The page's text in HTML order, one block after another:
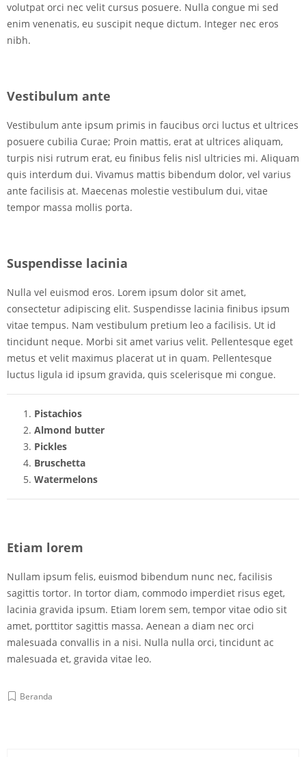
volutpat orci nec velit cursus posuere. Nulla congue mi sed
enim venenatis, eu suscipit neque dictum. Integer nec eros
nibh.
Vestibulum ante
Vestibulum ante ipsum primis in faucibus orci luctus et ultrices
posuere cubilia Curae; Proin mattis, erat at ultrices aliquam,
turpis nisi rutrum erat, eu finibus felis nisl ultricies mi. Aliquam
quis interdum dui. Vivamus mattis bibendum dolor, vel varius
ante facilisis at. Maecenas molestie vestibulum dui, vitae
tempor massa mollis porta.
Suspendisse lacinia
Nulla vel euismod eros. Lorem ipsum dolor sit amet,
consectetur adipiscing elit. Suspendisse lacinia finibus ipsum
vitae tempus. Nam vestibulum pretium leo a facilisis. Ut id
tincidunt neque. Morbi sit amet varius velit. Pellentesque eget
metus et velit maximus placerat ut in quam. Pellentesque
luctus ligula id ipsum gravida, quis scelerisque mi congue.
Pistachios
Almond butter
Pickles
Bruschetta
Watermelons
Etiam lorem
Nullam ipsum felis, euismod bibendum nunc nec, facilisis
sagittis tortor. In tortor diam, commodo imperdiet risus eget,
lacinia gravida ipsum. Etiam lorem sem, tempor vitae odio sit
amet, porttitor sagittis massa. Aenean a diam nec orci
malesuada convallis in a nisi. Nulla nulla orci, tincidunt ac
malesuada et, gravida vitae leo.
Beranda